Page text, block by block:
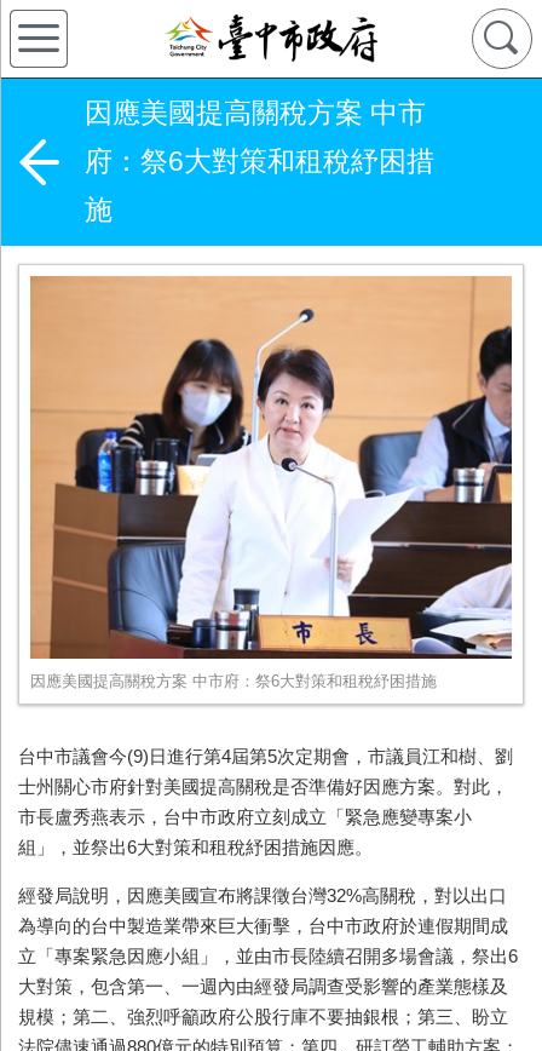
因應美國提高關稅方案 中市
府：祭6大對策和租稅紓困措
施
因應美國提高關稅方案 中市府：祭6大對策和租稅紓困措施
台中市議會今(9)日進行第4屆第5次定期會，市議員江和樹、劉
士州關心市府針對美國提高關稅是否準備好因應方案。對此，
市長盧秀燕表示，台中市政府立刻成立「緊急應變專案小
組」，並祭出6大對策和租稅紓困措施因應。
經發局說明，因應美國宣布將課徵台灣32%高關稅，對以出口
為導向的台中製造業帶來巨大衝擊，台中市政府於連假期間成
立「專案緊急因應小組」，並由市長陸續召開多場會議，祭出6
大對策，包含第一、一週內由經發局調查受影響的產業態樣及
規模；第二、強烈呼籲政府公股行庫不要抽銀根；第三、盼立